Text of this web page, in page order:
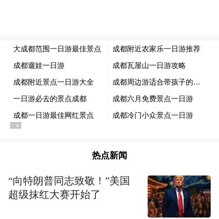
拿大其他地区——如草原省份或魁北克地区
——形成了鲜明对比。
然而，蓝鸟队的特殊性，不仅在于它坐拥多
伦多这一超级市场，更在于它在MLB版图中
的孤岛效应。
热点新闻
“向特朗普同志致敬！”美国
超级抹红大赛开始了